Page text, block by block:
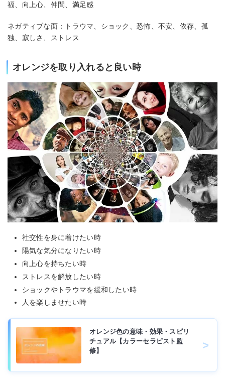
福、向上心、仲間、満足感
ネガティブな面：トラウマ、ショック、恐怖、不安、依存、孤
独、寂しさ、ストレス
オレンジを取り入れると良い時
社交性を身に着けたい時
陽気な気分になりたい時
向上心を持ちたい時
ストレスを解放したい時
ショックやトラウマを緩和したい時
人を楽しませたい時
オレンジ色の意味・効果・スピリ
チュアル【カラーセラピスト監
修】